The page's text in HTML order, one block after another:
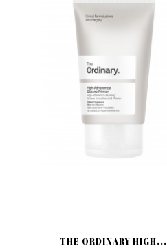
THE ORDINARY HIGH...